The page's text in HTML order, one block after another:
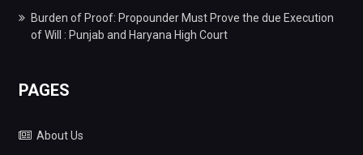
Burden of Proof: Propounder Must Prove the due Execution
of Will : Punjab and Haryana High Court
PAGES
About Us